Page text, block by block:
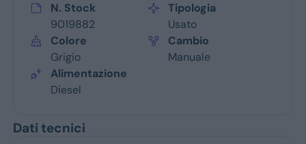
N. Stock
9019882
Tipologia
Usato
Colore
Grigio
Cambio
Manuale
Alimentazione
Diesel
Dati tecnici